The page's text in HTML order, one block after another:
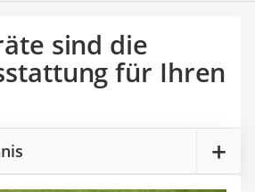
sind die
für Ihren